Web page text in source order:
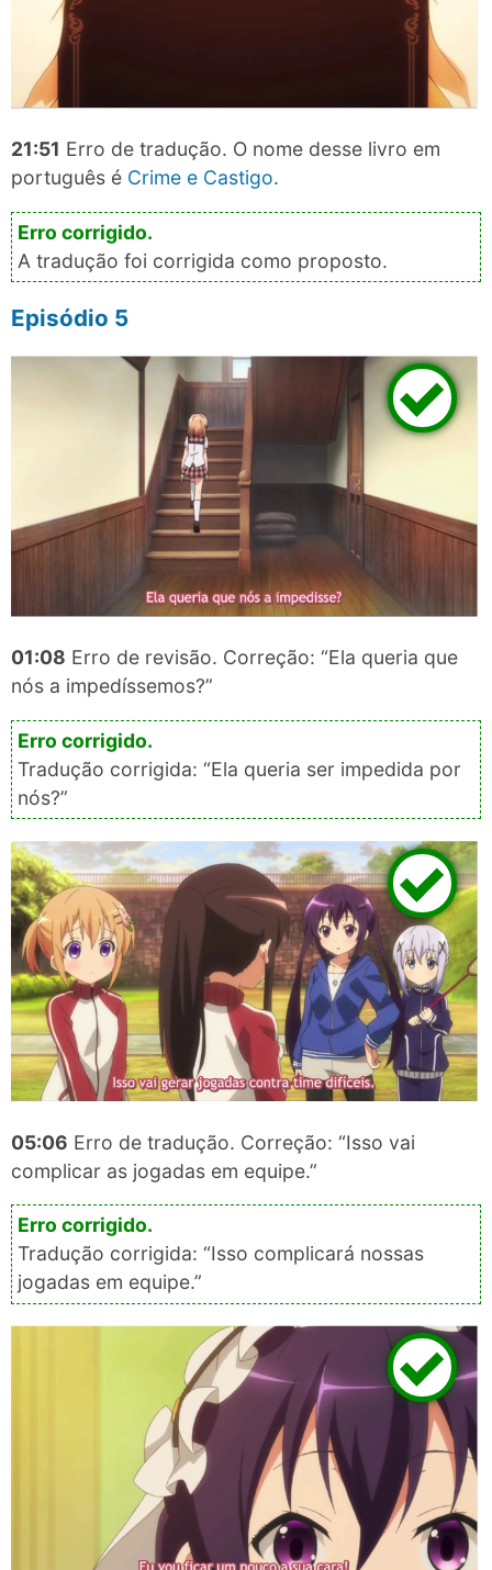
21:51 Erro de tradução. O nome desse livro em
português é Crime e Castigo.
A tradução foi corrigida como proposto.
Episódio 5
01:08 Erro de revisão. Correção: “Ela queria que
nós a impedíssemos?”
Tradução corrigida: “Ela queria ser impedida por
nós?”
05:06 Erro de tradução. Correção: “Isso vai
complicar as jogadas em equipe.”
Tradução corrigida: “Isso complicará nossas
jogadas em equipe.”